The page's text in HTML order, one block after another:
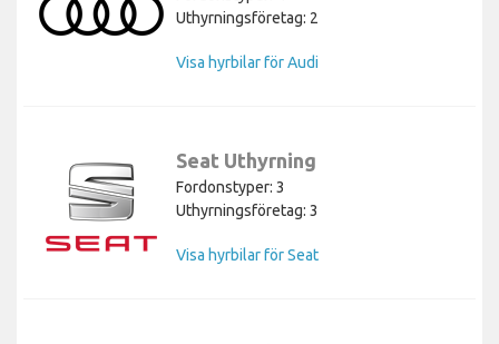
Uthyrningsföretag: 2
Visa hyrbilar för Audi
Seat Uthyrning
Fordonstyper: 3
Uthyrningsföretag: 3
Visa hyrbilar för Seat